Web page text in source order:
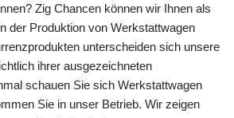
Zig Chancen können wir Ihnen als
der Produktion von Werkstattwagen
unterscheiden sich unsere
ihrer ausgezeichneten
schauen Sie sich Werkstattwagen
Sie in unser Betrieb. Wir zeigen